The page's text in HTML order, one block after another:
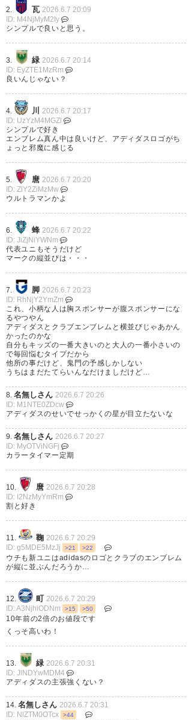
来シーズンのFC町田ゼルビアの
ユニフォームが発表されまし
た。胸のところがデビルマンみ
たい！強そう！
#zelvia #FC町田ゼルビア
ニフォーム
— amex130 (amex130)2026, 6
月 6
イーグル建創様のユニフォーム
パートナー復帰や昨年は埋まら
なかった背中の裾の部分にアン
ファー様が入ることになるとと
てもありがたいもちろん他のパ
ートナー様もだが
そしてユニシンプルでめっちゃ
かっこいい！！！
#zelvia
— 吹華@低ツイート勢
(suika_sgtsfzel)2026, 6月 6
2. 瓦 2026.6.7 20:09
ID: M4NjMyM2Iy
シンプルで良いと思う。
3. 緑 2026.6.7 20:14
ID: EyZTE1MzRm
良いんじゃない？
4. 川 2026.6.7 20:17
ID: UzYzM4MGZl
シンプルで好き
エンブレム真ん中は良いけど、アディダスロゴがち
ょっと邪魔に感じる
5. 麿 2026.6.7 20:20
ID: ZlY2ZiMzMw
ウルトラマンかよ
6. 蜂 2026.6.7 20:22
ID: JiZjNiYWNm
代表ユニもそうだけど
マークの縦並びは・・・
7. 脚 2026.6.7 20:23
ID: RhNjY2YmZm
これ、小柄な人は胸スポンサーが腹スポンサーにな
るやつやん
アディダスとクラブエンブレムと横並びじゃあかん
かったのかな
自分もキッズの一番大きいのと大人の一番小さいの
で毎回悩むタイプだから
他所の事だけど、鬼門の予感しかしない
うちはまだたてらいんなだけましだけど…
8. 名無しさん 2026.6.7 20:26
ID: M1NTE0ZDcw
アディダスのせいでせっかくの星が目立たないな
9. 名無しさん 2026.6.7 20:27
ID: MyOTViNGFj
カラータイマー定期
10. 麿 2026.6.7 20:28
ID: I2NzMyYmRm
割と好き
11. 鞠 2026.6.7 20:29
ID: g5MDE5MzJj
>21 >22
ウチも新ユニはadidasのロゴとクラブのエンブレム
が縦に並ぶんだろうか…
12. 町 2026.6.7 20:29
ID: A3NjhiODNm
>15 >50
10年前の2倍のお値段です
くっそ高いわ！
13. 緑 2026.6.7 20:31
ID: JlNDYwMDM4
アディダスの主張強くない？
14. 名無しさん 2026.6.7 20:31
ID: NlZTM0OTcx
>44